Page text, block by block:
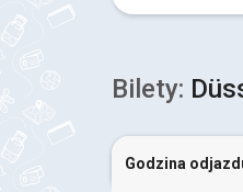
Bilety:
Godzina